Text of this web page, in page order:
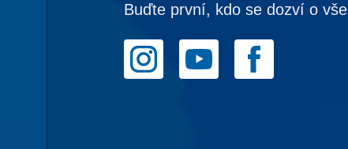
Buďte první, kdo se dozví o